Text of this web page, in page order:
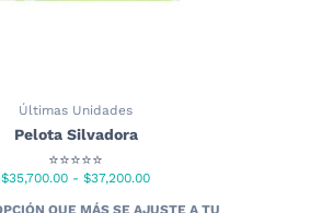
Últimas Unidades
Pelota Silvadora
⭐⭐⭐⭐⭐
$35,700.00 - $37,200.00Rango